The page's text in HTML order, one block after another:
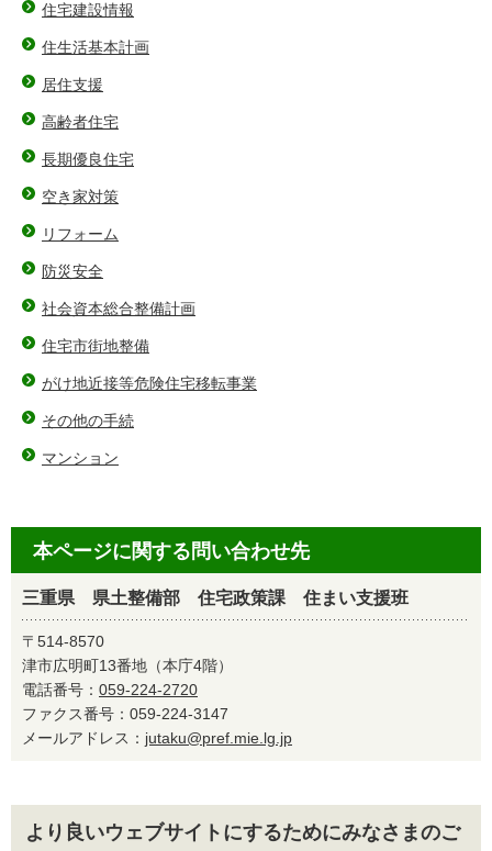
住宅建設情報
住生活基本計画
居住支援
高齢者住宅
長期優良住宅
空き家対策
リフォーム
防災安全
社会資本総合整備計画
住宅市街地整備
がけ地近接等危険住宅移転事業
その他の手続
マンション
本ページに関する問い合わせ先
三重県 県土整備部 住宅政策課 住まい支援班
〒514-8570
津市広明町13番地（本庁4階）
電話番号： 059-224-2720
ファクス番号：059-224-3147
メールアドレス： jutaku@pref.mie.lg.jp
より良いウェブサイトにするためにみなさまのご